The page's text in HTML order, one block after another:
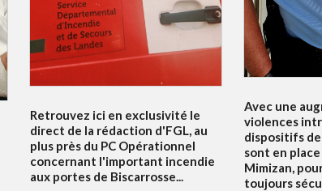
Retrouvez ici en exclusivité le
direct de la rédaction d'FGL, au
plus près du PC Opérationnel
concernant l'important incendie
aux portes de Biscarrosse...
Avec une
violences
dispositifs
sont en
Mimizan,
toujours